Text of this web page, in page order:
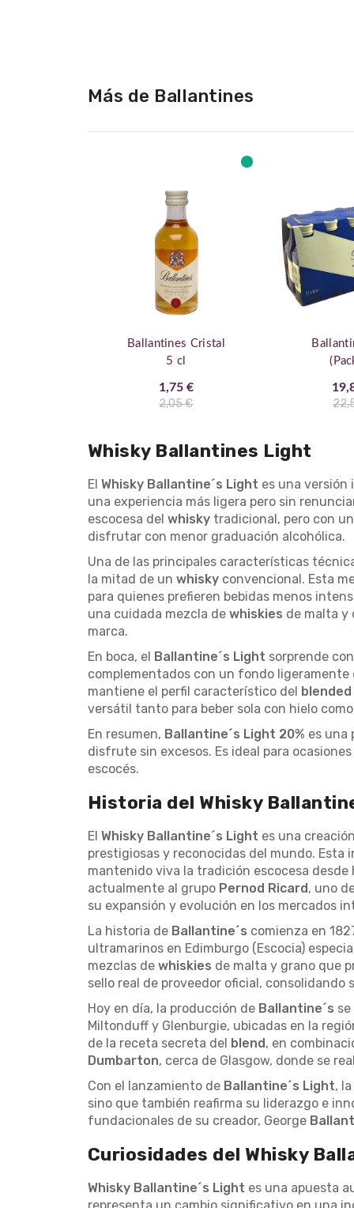
Más de Ballantines
Ballantines Cristal
5 cl
1,75 €
2,05 €
Whisky Ballantines Light
El Whisky Ballantine´s Light es una versión
una experiencia más ligera pero sin
escocesa del whisky tradicional, pero con
disfrutar con menor graduación alcohólica.
Una de las principales características
la mitad de un whisky convencional. Esta
para quienes prefieren bebidas menos
una cuidada mezcla de whiskies de malta y
marca.
En boca, el Ballantine´s Light sorprende
complementados con un fondo ligeramente
mantiene el perfil característico del blended
versátil tanto para beber sola con hielo
En resumen, Ballantine´s Light 20% es una
disfrute sin excesos. Es ideal para
escocés.
Historia del Whisky
El Whisky Ballantine´s Light es una
prestigiosas y reconocidas del mundo. Esta
mantenido viva la tradición escocesa desde
actualmente al grupo Pernod Ricard, uno
su expansión y evolución en los mercados
La historia de Ballantine´s comienza en
ultramarinos en Edimburgo (Escocia)
mezclas de whiskies de malta y grano que
sello real de proveedor oficial, consolidando
Hoy en día, la producción de Ballantine´s
Miltonduff y Glenburgie, ubicadas en la
de la receta secreta del blend, en
Dumbarton, cerca de Glasgow, donde se
Con el lanzamiento de Ballantine´s Light,
sino que también reafirma su liderazgo e
fundacionales de su creador, George
Curiosidades del Whisky
Whisky Ballantine´s Light es una apuesta